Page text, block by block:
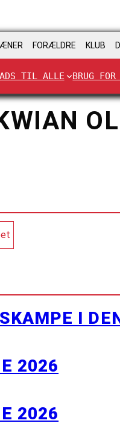
FORÆLDRE KLUB
TIL ALLE BRUG
I
2026
2026